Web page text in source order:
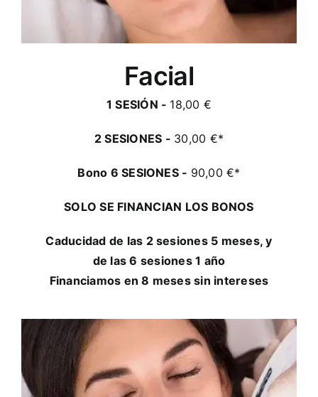
Facial
1 SESIÓN - 18,00 €
2 SESIONES - 30,00 €*
Bono 6 SESIONES - 90,00 €*
SOLO SE FINANCIAN LOS BONOS
Caducidad de las 2 sesiones 5 meses, y
de las 6 sesiones 1 año
Financiamos en 8 meses sin intereses